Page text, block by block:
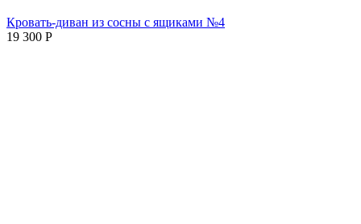
Кровать-диван из сосны с ящиками №4
19 300 Р